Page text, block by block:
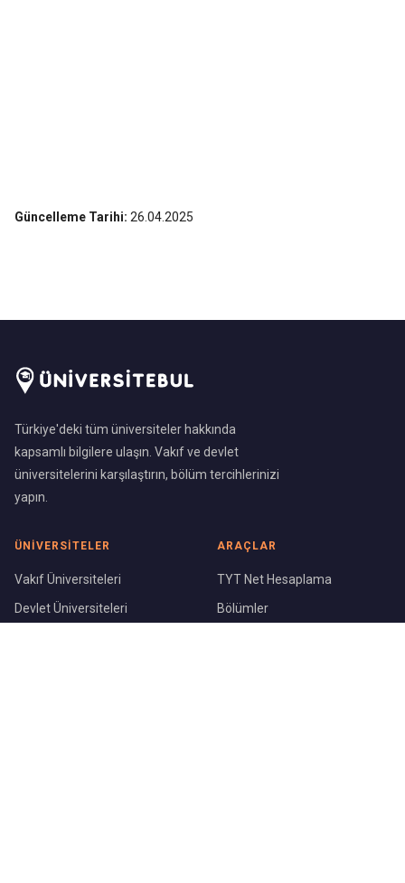
Güncelleme Tarihi: 26.04.2025
Türkiye'deki tüm üniversiteler hakkında
kapsamlı bilgilere ulaşın. Vakıf ve devlet
üniversitelerini karşılaştırın, bölüm tercihlerinizi
yapın.
ÜNIVERSITELER
Vakıf Üniversiteleri
Devlet Üniversiteleri
ARAÇLAR
TYT Net Hesaplama
Bölümler